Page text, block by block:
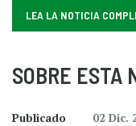
LEA LA NOTICIA
SOBRE ESTA
Publicado
02 Dic.